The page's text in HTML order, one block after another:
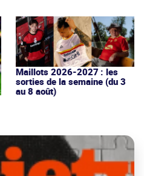
Maillots 2026-2027 : les
sorties de la semaine (du 3
au 8 août)